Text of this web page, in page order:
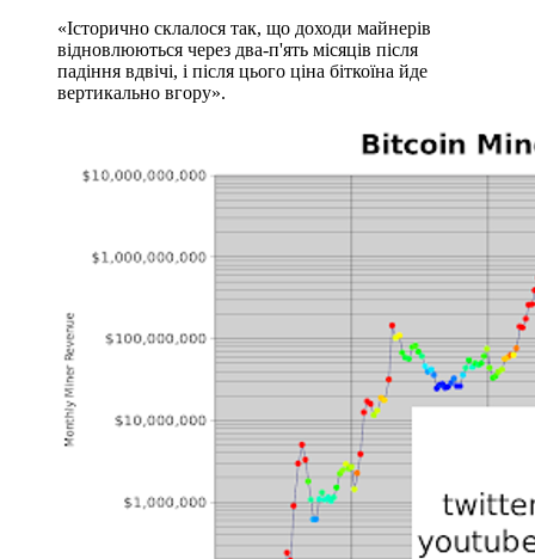
«Історично склалося так, що доходи майнерів
відновлюються через два-п'ять місяців після
падіння вдвічі, і після цього ціна біткоїна йде
вертикально вгору».